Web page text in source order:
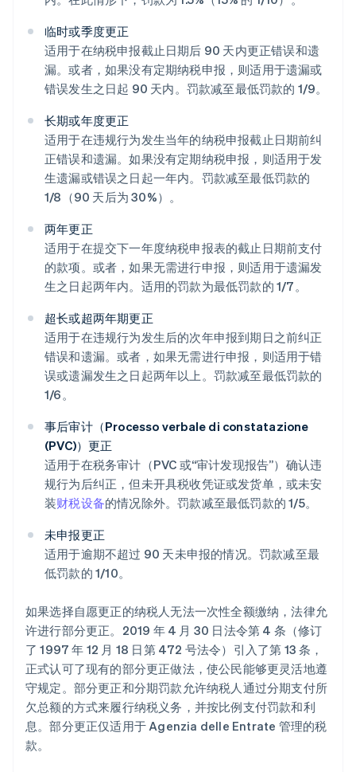
临时或季度更正
适用于在纳税申报截止日期后 90 天内更正错误和遗
漏。或者，如果没有定期纳税申报，则适用于遗漏或
错误发生之日起 90 天内。罚款减至最低罚款的 1/9。
长期或年度更正
适用于在违规行为发生当年的纳税申报截止日期前纠
正错误和遗漏。如果没有定期纳税申报，则适用于发
生遗漏或错误之日起一年内。罚款减至最低罚款的
1/8（90 天后为 30%）。
两年更正
适用于在提交下一年度纳税申报表的截止日期前支付
的款项。或者，如果无需进行申报，则适用于遗漏发
生之日起两年内。适用的罚款为最低罚款的 1/7。
超长或超两年期更正
适用于在违规行为发生后的次年申报到期日之前纠正
错误和遗漏。或者，如果无需进行申报，则适用于错
误或遗漏发生之日起两年以上。罚款减至最低罚款的
1/6。
事后审计（Processo verbale di constatazione
(PVC)）更正
适用于在税务审计（PVC 或“审计发现报告”）确认违
规行为后纠正，但未开具税收凭证或发货单，或未安
装财税设备的情况除外。罚款减至最低罚款的 1/5。
未申报更正
适用于逾期不超过 90 天未申报的情况。罚款减至最
低罚款的 1/10。
如果选择自愿更正的纳税人无法一次性全额缴纳，法律允
许进行部分更正。2019 年 4 月 30 日法令第 4 条（修订
了 1997 年 12 月 18 日第 472 号法令）引入了第 13 条，
正式认可了现有的部分更正做法，使公民能够更灵活地遵
守规定。部分更正和分期罚款允许纳税人通过分期支付所
欠总额的方式来履行纳税义务，并按比例支付罚款和利
息。部分更正仅适用于 Agenzia delle Entrate 管理的税
款。